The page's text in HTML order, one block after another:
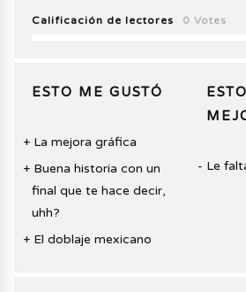
Calificación de lectores 0 Votes
ESTO ME GUSTÓ
La mejora gráfica
Buena historia con un
final que te hace decir,
uhh?
El doblaje mexicano
Le